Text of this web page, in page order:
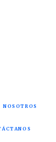
NOSOTROS